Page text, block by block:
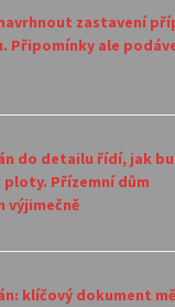
zastavení
Připomínky ale
do detailu řídí, jak
Přízemní dům
výjimečně
klíčový dokument